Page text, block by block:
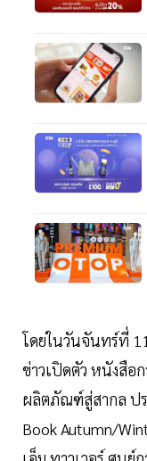
โดยในวันจันทร์ที่
ข่าวเปิดตัว หนังสือ
ผลิตภัณฑ์สู่สากล ป
Book Autumn/